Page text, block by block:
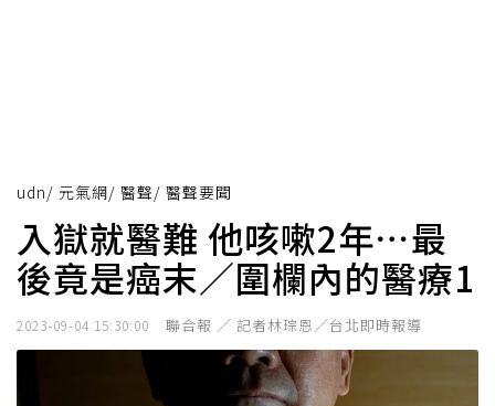
udn/ 元氣網/ 醫聲/ 醫聲要聞
入獄就醫難 他咳嗽2年⋯最
後竟是癌末／圍欄內的醫療1
2023-09-04 15:30:00 聯合報 ／ 記者林琮恩／台北即時報導